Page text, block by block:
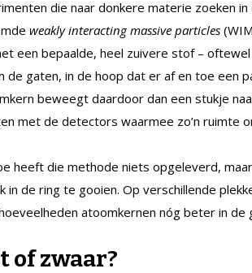
die naar donkere materie zoeken
weakly interacting massive particles
een bepaalde, heel zuivere stof –
de gaten, in de hoop dat er af en toe een
beweegt daardoor dan een stukje
met de detectors waarmee zo’n ruimte
heeft die methode niets opgeleverd,
in de ring te gooien. Op verschillende
atoomkernen nóg beter in de
of zwaar?